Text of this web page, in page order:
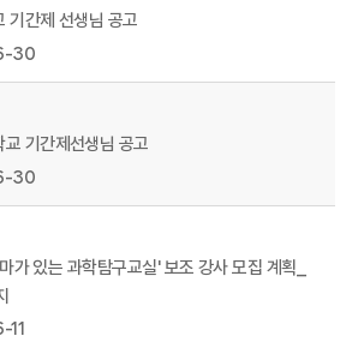
기간제 선생님 공고
30
교 기간제선생님 공고
30
가 있는 과학탐구교실' 보조 강사 모집 계획_
11